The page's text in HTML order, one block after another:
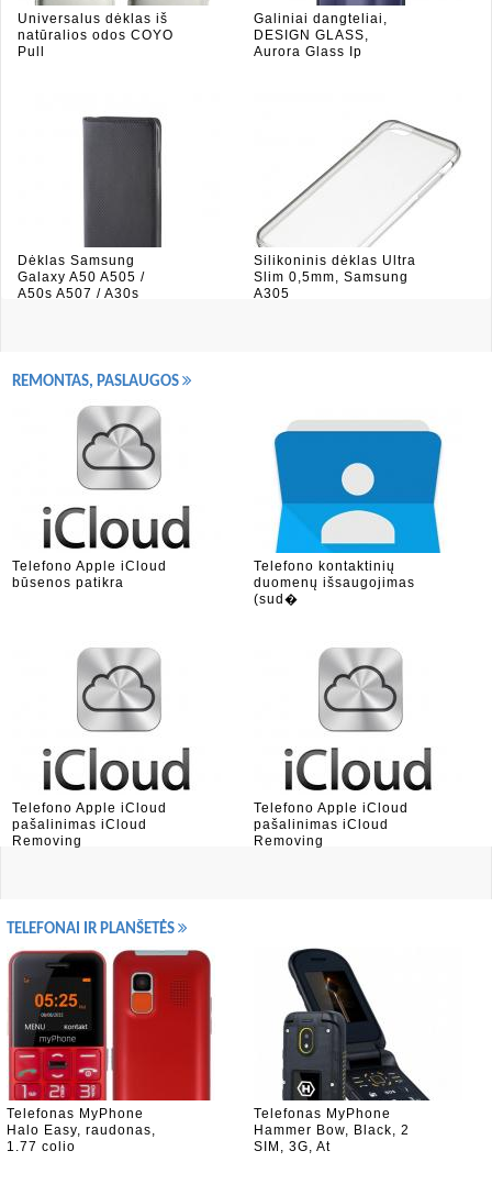
Universalus dėklas iš
natūralios odos COYO
Pull
Galiniai dangteliai,
DESIGN GLASS,
Aurora Glass Ip
Dėklas Samsung
Galaxy A50 A505 /
A50s A507 / A30s
Silikoninis dėklas Ultra
Slim 0,5mm, Samsung
A305
REMONTAS, PASLAUGOS
Telefono Apple iCloud
būsenos patikra
Telefono kontaktinių
duomenų išsaugojimas
(sud�
Telefono Apple iCloud
pašalinimas iCloud
Removing
Telefono Apple iCloud
pašalinimas iCloud
Removing
TELEFONAI IR PLANŠETĖS
Telefonas MyPhone
Halo Easy, raudonas,
1.77 colio
Telefonas MyPhone
Hammer Bow, Black, 2
SIM, 3G, At